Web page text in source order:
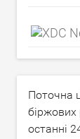
Поточна
біржових
останні